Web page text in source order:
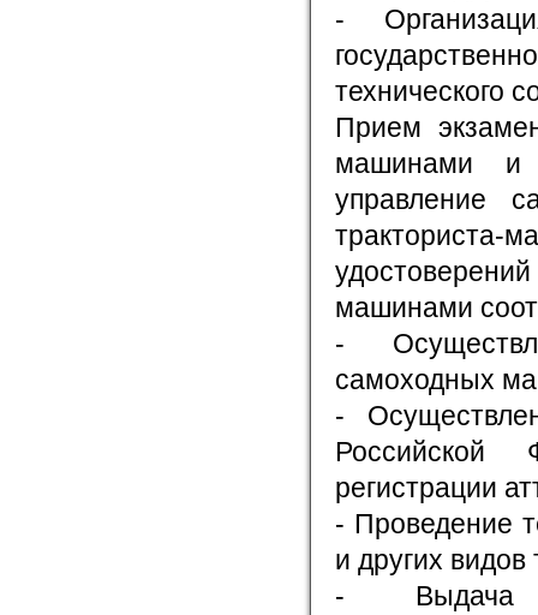
-
технического
Прием
машинами и
управление
тракториста-
машинами
-
самоходных
-
Российской
регистрации
- Проведение
и других видов
- Выдача